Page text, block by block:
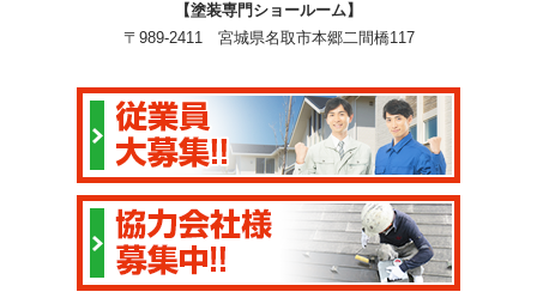
【塗装専門ショールーム】
〒989-2411 宮城県名取市本郷二間橋117